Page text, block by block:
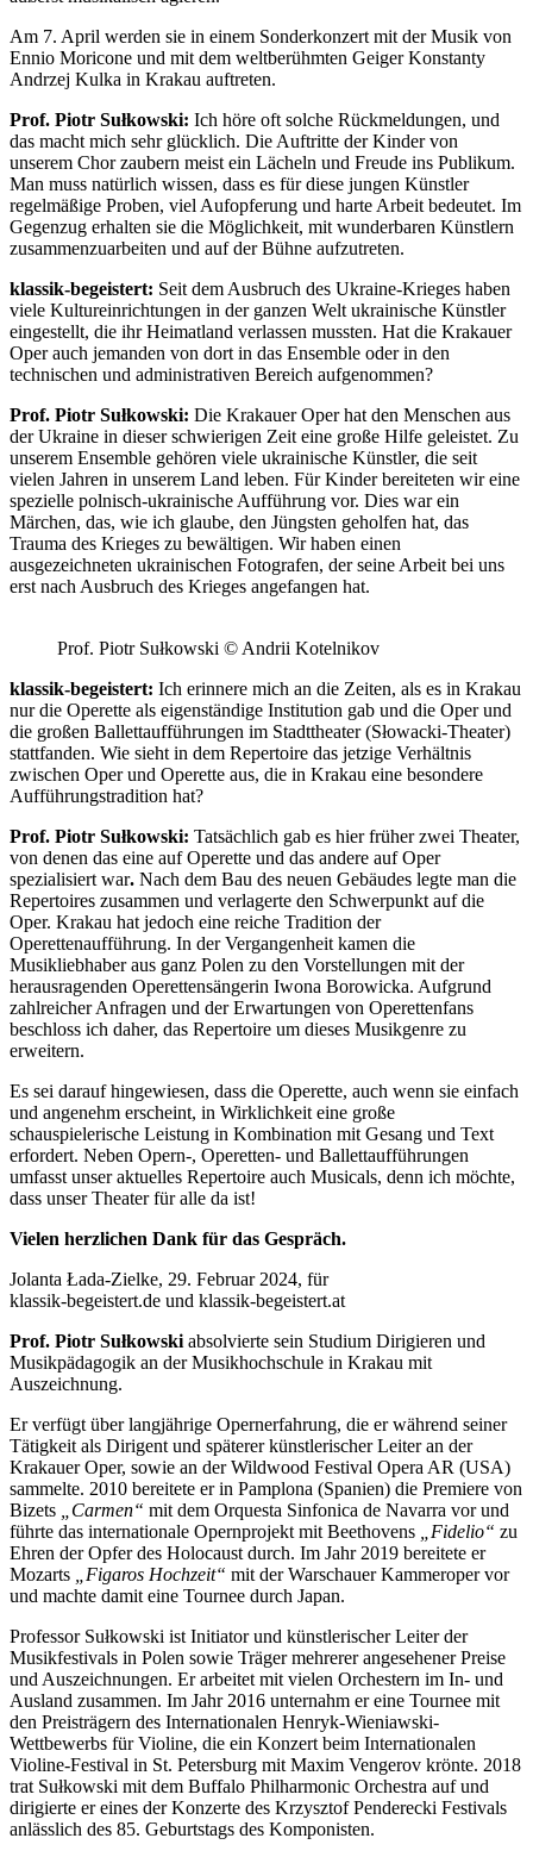
Am 7. April werden sie in einem Sonderkonzert mit der Musik von
Ennio Moricone und mit dem weltberühmten Geiger Konstanty
Andrzej Kulka in Krakau auftreten.
Prof. Piotr Sułkowski: Ich höre oft solche Rückmeldungen, und
das macht mich sehr glücklich. Die Auftritte der Kinder von
unserem Chor zaubern meist ein Lächeln und Freude ins Publikum.
Man muss natürlich wissen, dass es für diese jungen Künstler
regelmäßige Proben, viel Aufopferung und harte Arbeit bedeutet. Im
Gegenzug erhalten sie die Möglichkeit, mit wunderbaren Künstlern
zusammenzuarbeiten und auf der Bühne aufzutreten.
klassik-begeistert: Seit dem Ausbruch des Ukraine-Krieges haben
viele Kultureinrichtungen in der ganzen Welt ukrainische Künstler
eingestellt, die ihr Heimatland verlassen mussten. Hat die Krakauer
Oper auch jemanden von dort in das Ensemble oder in den
technischen und administrativen Bereich aufgenommen?
Prof. Piotr Sułkowski: Die Krakauer Oper hat den Menschen aus
der Ukraine in dieser schwierigen Zeit eine große Hilfe geleistet. Zu
unserem Ensemble gehören viele ukrainische Künstler, die seit
vielen Jahren in unserem Land leben. Für Kinder bereiteten wir eine
spezielle polnisch-ukrainische Aufführung vor. Dies war ein
Märchen, das, wie ich glaube, den Jüngsten geholfen hat, das
Trauma des Krieges zu bewältigen. Wir haben einen
ausgezeichneten ukrainischen Fotografen, der seine Arbeit bei uns
erst nach Ausbruch des Krieges angefangen hat.
Prof. Piotr Sułkowski © Andrii Kotelnikov
klassik-begeistert: Ich erinnere mich an die Zeiten, als es in Krakau
nur die Operette als eigenständige Institution gab und die Oper und
die großen Ballettaufführungen im Stadttheater (Słowacki-Theater)
stattfanden. Wie sieht in dem Repertoire das jetzige Verhältnis
zwischen Oper und Operette aus, die in Krakau eine besondere
Aufführungstradition hat?
Prof. Piotr Sułkowski: Tatsächlich gab es hier früher zwei Theater,
von denen das eine auf Operette und das andere auf Oper
spezialisiert war. Nach dem Bau des neuen Gebäudes legte man die
Repertoires zusammen und verlagerte den Schwerpunkt auf die
Oper. Krakau hat jedoch eine reiche Tradition der
Operettenaufführung. In der Vergangenheit kamen die
Musikliebhaber aus ganz Polen zu den Vorstellungen mit der
herausragenden Operettensängerin Iwona Borowicka. Aufgrund
zahlreicher Anfragen und der Erwartungen von Operettenfans
beschloss ich daher, das Repertoire um dieses Musikgenre zu
erweitern.
Es sei darauf hingewiesen, dass die Operette, auch wenn sie einfach
und angenehm erscheint, in Wirklichkeit eine große
schauspielerische Leistung in Kombination mit Gesang und Text
erfordert. Neben Opern-, Operetten- und Ballettaufführungen
umfasst unser aktuelles Repertoire auch Musicals, denn ich möchte,
dass unser Theater für alle da ist!
Vielen herzlichen Dank für das Gespräch.
Jolanta Łada-Zielke, 29. Februar 2024, für
klassik-begeistert.de und klassik-begeistert.at
Prof. Piotr Sułkowski absolvierte sein Studium Dirigieren und
Musikpädagogik an der Musikhochschule in Krakau mit
Auszeichnung.
Er verfügt über langjährige Opernerfahrung, die er während seiner
Tätigkeit als Dirigent und späterer künstlerischer Leiter an der
Krakauer Oper, sowie an der Wildwood Festival Opera AR (USA)
sammelte. 2010 bereitete er in Pamplona (Spanien) die Premiere von
Bizets
„Carmen“ mit dem Orquesta Sinfonica de Navarra vor und
führte das internationale Opernprojekt mit Beethovens
„Fidelio“ zu
Ehren der Opfer des Holocaust durch. Im Jahr 2019 bereitete er
Mozarts
„Figaros Hochzeit“ mit der Warschauer Kammeroper vor
und machte damit eine Tournee durch Japan.
Professor Sułkowski ist Initiator und künstlerischer Leiter der
Musikfestivals in Polen sowie Träger mehrerer angesehener Preise
und Auszeichnungen. Er arbeitet mit vielen Orchestern im In- und
Ausland zusammen. Im Jahr 2016 unternahm er eine Tournee mit
den Preisträgern des Internationalen Henryk-Wieniawski-
Wettbewerbs für Violine, die ein Konzert beim Internationalen
Violine-Festival in St. Petersburg mit Maxim Vengerov krönte. 2018
trat Sułkowski mit dem Buffalo Philharmonic Orchestra auf und
dirigierte er eines der Konzerte des Krzysztof Penderecki Festivals
anlässlich des 85. Geburtstags des Komponisten.